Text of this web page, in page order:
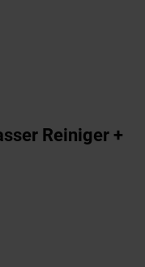
Reiniger +